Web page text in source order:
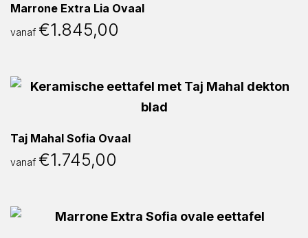
Marrone Extra Lia Ovaal
vanaf €1.845,00
Taj Mahal Sofia Ovaal
vanaf €1.745,00